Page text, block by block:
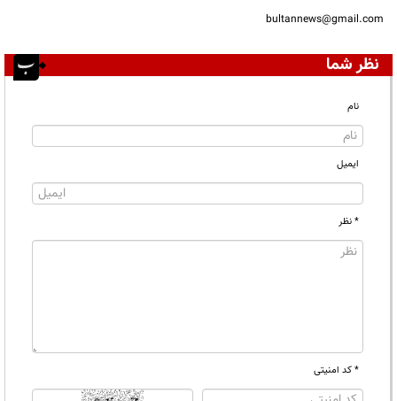
bultannews@gmail.com
نظر شما
نام
ایمیل
* نظر
* کد امنیتی